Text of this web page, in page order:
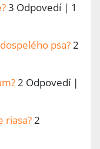
3 Odpovedí | 1
psa?2
2 Odpovedí |
riasa?2